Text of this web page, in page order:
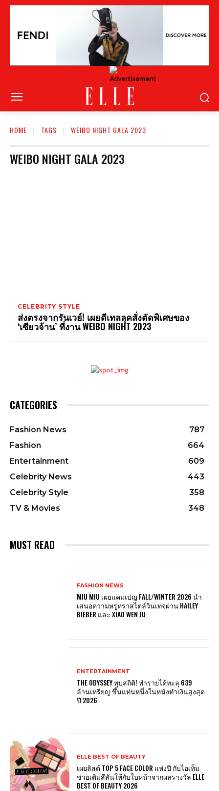
HOME TAGS WEIBO NIGHT GALA 2023
WEIBO NIGHT GALA 2023
CELEBRITY STYLE
ส่งตรงจากรันเวย์! เผยดีเทลลุคสั่งตัดพิเศษของ
‘เซียวจ้าน’ ที่งาน WEIBO NIGHT 2023
CATEGORIES
Fashion News
787
Fashion
664
Entertainment
609
Celebrity News
443
Celebrity Style
358
TV & Movies
348
MUST READ
FASHION NEWS
MIU MIU เผยแคมเปญ FALL/WINTER 2026 นำ
เสนอความหรูหราสไตล์วินเทจผ่าน HAILEY
BIEBER และ XIAO WEN JU
ENTERTAINMENT
THE ODYSSEY ทุบสถิติ! ทำรายได้ทะลุ 639
ล้านเหรียญ ขึ้นแท่นหนึ่งในหนังทำเงินสูงสุด
ปี 2026
ELLE BEST OF BEAUTY
เผยลิสต์ TOP 5 FACE COLOR แห่งปี กับไอเท็ม
ช่วยเติมสีสันให้กับใบหน้าจากผลรางวัล ELLE
BEST OF BEAUTY 2026